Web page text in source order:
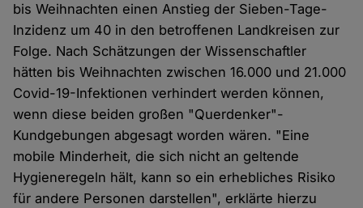
bis Weihnachten einen Anstieg der Sieben-Tage-
Inzidenz um 40 in den betroffenen Landkreisen zur
Folge. Nach Schätzungen der Wissenschaftler
hätten bis Weihnachten zwischen 16.000 und 21.000
Covid-19-Infektionen verhindert werden können,
wenn diese beiden großen "Querdenker"-
Kundgebungen abgesagt worden wären. "Eine
mobile Minderheit, die sich nicht an geltende
Hygieneregeln hält, kann so ein erhebliches Risiko
für andere Personen darstellen", erklärte hierzu